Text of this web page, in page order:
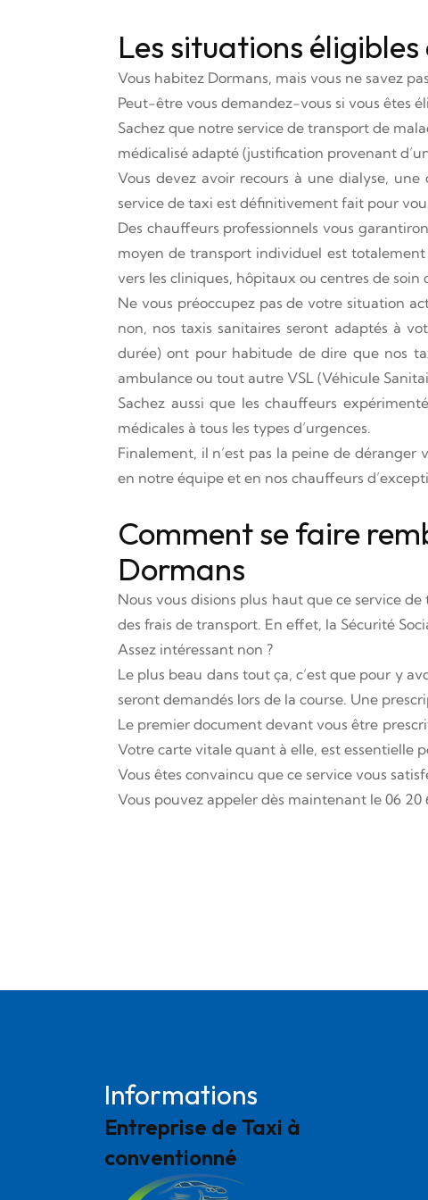
Les situations
Vous habitez Dormans, mais vous ne savez
Peut-être vous demandez-vous si vous êtes
Sachez que notre service de transport de
médicalisé adapté (justification provenant
Vous devez avoir recours à une dialyse,
service de taxi est définitivement fait pour
Des chauffeurs professionnels vous
moyen de transport individuel est
vers les cliniques, hôpitaux ou centres de soin
Ne vous préoccupez pas de votre situation
non, nos taxis sanitaires seront adaptés à
durée) ont pour habitude de dire que nos
ambulance ou tout autre VSL (Véhicule
Sachez aussi que les chauffeurs
médicales à tous les types d’urgences.
Finalement, il n’est pas la peine de
en notre équipe et en nos chauffeurs
Comment se faire
Dormans
Nous vous disions plus haut que ce service
des frais de transport. En effet, la Sécurité
Assez intéressant non ?
Le plus beau dans tout ça, c’est que pour y
seront demandés lors de la course. Une
Le premier document devant vous être
Votre carte vitale quant à elle, est essentielle
Vous êtes convaincu que ce service vous
Vous pouvez appeler dès maintenant le 06
Informations
Entreprise de Taxi à
conventionné